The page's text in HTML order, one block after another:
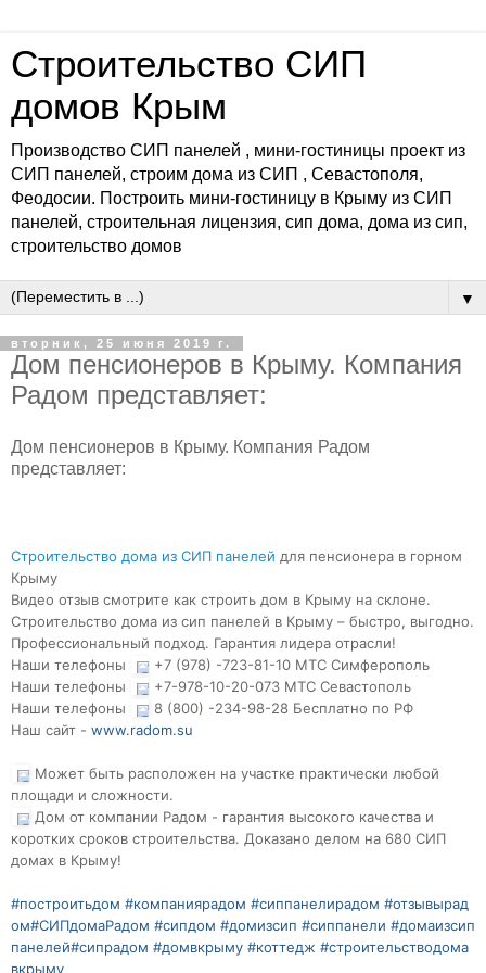
Строительство СИП
домов Крым
Производство СИП панелей , мини-гостиницы проект из
СИП панелей, строим дома из СИП , Севастополя,
Феодосии. Построить мини-гостиницу в Крыму из СИП
панелей, строительная лицензия, сип дома, дома из сип,
строительство домов
▼
вторник, 25 июня 2019 г.
Дом пенсионеров в Крыму. Компания
Радом представляет:
Дом пенсионеров в Крыму. Компания Радом
представляет:
Строительство дома из СИП панелей для пенсионера в горном
Крыму
Видео отзыв смотрите как строить дом в Крыму на склоне.
Строительство дома из сип панелей в Крыму – быстро, выгодно.
Профессиональный подход. Гарантия лидера отрасли!
Наши телефоны
+7 (978) -723-81-10 МТС Симферополь
Наши телефоны
+7-978-10-20-073 МТС Севастополь
Наши телефоны
8 (800) -234-98-28 Бесплатно по РФ
Наш сайт - www.radom.su
Может быть расположен на участке практически любой
площади и сложности.
Дом от компании Радом - гарантия высокого качества и
коротких сроков строительства. Доказано делом на 680 СИП
домах в Крыму!
#построитьдом #компаниярадом #сиппанелирадом #отзывырад
ом#СИПдомаРадом #сипдом #домизсип #сиппанели #домаизсип
панелей#сипрадом #домвкрыму #коттедж #строительстводома
вкрыму